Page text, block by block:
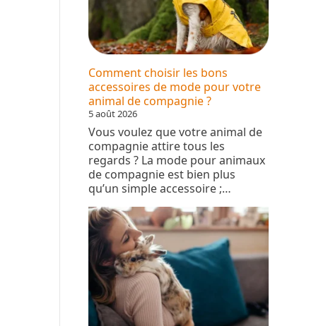
Comment choisir les bons
accessoires de mode pour votre
animal de compagnie ?
5 août 2026
Vous voulez que votre animal de
compagnie attire tous les
regards ? La mode pour animaux
de compagnie est bien plus
qu’un simple accessoire ;…